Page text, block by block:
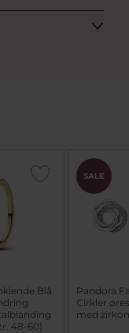
Blå
48-60)
SALE
Pandora
Cirkler
med